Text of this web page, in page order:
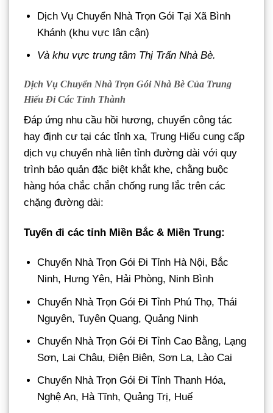
Dịch Vụ Chuyển Nhà Trọn Gói Tại Xã Bình
Khánh (khu vực lân cận)
Và khu vực trung tâm Thị Trấn Nhà Bè.
Dịch Vụ Chuyển Nhà Trọn Gói Nhà Bè Của Trung
Hiếu Đi Các Tỉnh Thành
Đáp ứng nhu cầu hồi hương, chuyển công tác
hay định cư tại các tỉnh xa, Trung Hiếu cung cấp
dịch vụ chuyển nhà liên tỉnh đường dài với quy
trình bảo quản đặc biệt khắt khe, chằng buộc
hàng hóa chắc chắn chống rung lắc trên các
chặng đường dài:
Tuyến đi các tỉnh Miền Bắc & Miền Trung:
Chuyển Nhà Trọn Gói Đi Tỉnh Hà Nội, Bắc
Ninh, Hưng Yên, Hải Phòng, Ninh Bình
Chuyển Nhà Trọn Gói Đi Tỉnh Phú Thọ, Thái
Nguyên, Tuyên Quang, Quảng Ninh
Chuyển Nhà Trọn Gói Đi Tỉnh Cao Bằng, Lạng
Sơn, Lai Châu, Điện Biên, Sơn La, Lào Cai
Chuyển Nhà Trọn Gói Đi Tỉnh Thanh Hóa,
Nghệ An, Hà Tĩnh, Quảng Trị, Huế